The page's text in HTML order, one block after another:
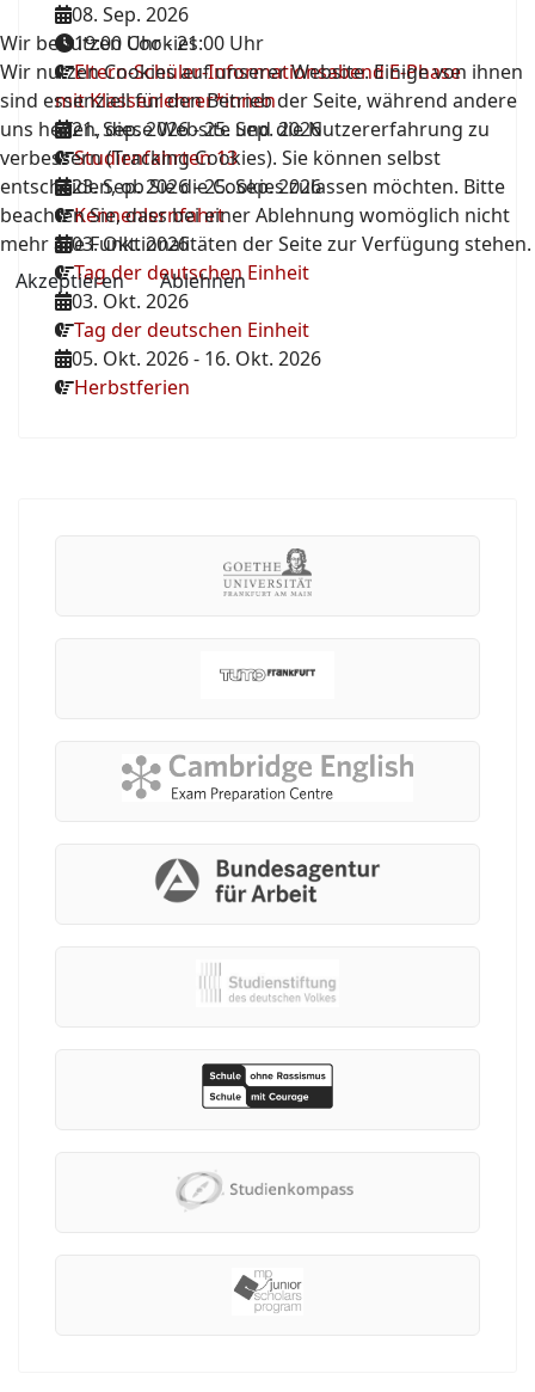
08. Sep. 2026
19:00 Uhr-21:00 Uhr
Eltern-Schüler-Informationsabend E-Phase
mit Klassenlehrer*innen
21. Sep. 2026-25. Sep. 2026
Studienfahrten 13
23. Sep. 2026-25. Sep. 2026
Kennenlernfahrt
03. Okt. 2026
Tag der deutschen Einheit
03. Okt. 2026
Tag der deutschen Einheit
05. Okt. 2026- 16. Okt. 2026
Herbstferien
Wir benutzen Cookies
Wir nutzen Cookies auf unserer Website. Einige von ihnen
sind essenziell für den Betrieb der Seite, während andere
uns helfen, diese Website und die Nutzererfahrung zu
verbessern (Tracking Cookies). Sie können selbst
entscheiden, ob Sie die Cookies zulassen möchten. Bitte
beachten Sie, dass bei einer Ablehnung womöglich nicht
mehr alle Funktionalitäten der Seite zur Verfügung stehen.
Akzeptieren
Ablehnen